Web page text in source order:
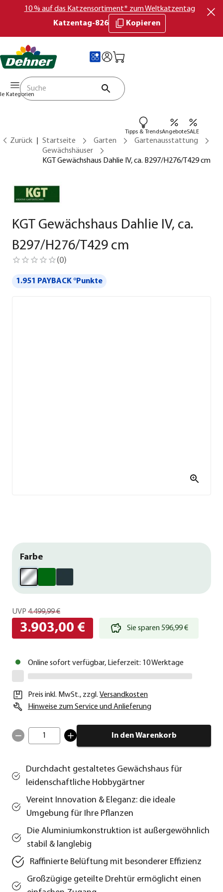
10 % auf das Katzensortiment* zum Weltkatzentag
Katzentag-826
Kopieren
Kategorien
Tipps & TrendsAngeboteSALE
Zurück Startseite Garten
Gartenausstattung
Gewächshäuser
KGT Gewächshaus Dahlie IV, ca. B297/H276/T429 cm
KGT Gewächshaus Dahlie IV, ca.
B297/H276/T429 cm
(0)
1.951 PAYBACK °Punkte
Farbe
UVP 4.499,99 €
3.903,00 € Sie sparen 596,99 €
Online sofort verfügbar, Lieferzeit: 10 Werktage
Preis inkl. MwSt., zzgl. Versandkosten
Hinweise zum Service und Anlieferung
1 In den Warenkorb
Durchdacht gestaltetes Gewächshaus für
leidenschaftliche Hobbygärtner
Vereint Innovation & Eleganz: die ideale
Umgebung für Ihre Pflanzen
Die Aluminiumkonstruktion ist außergewöhnlich
stabil & langlebig
Raffinierte Belüftung mit besonderer Effizienz
Großzügige geteilte Drehtür ermöglicht einen